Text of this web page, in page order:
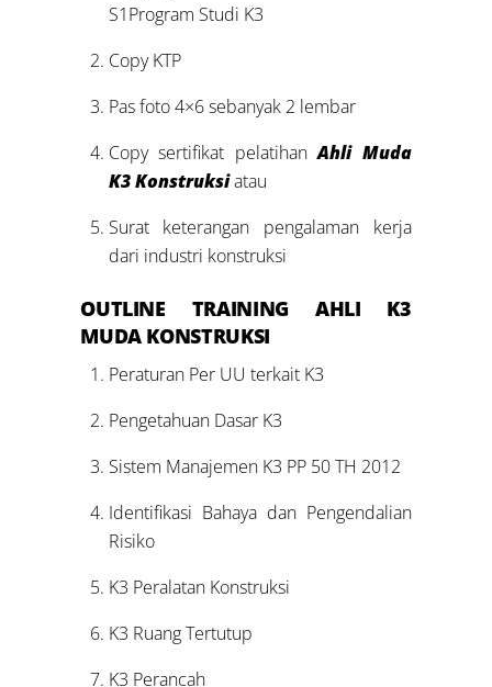
S1Program Studi K3
Copy KTP
Pas foto 4×6 sebanyak 2 lembar
Copy sertifikat pelatihanAhli Muda
K3 Konstruksiatau
Surat keterangan pengalaman kerja
dari industri konstruksi
OUTLINE TRAINING AHLI K3
MUDA KONSTRUKSI
Peraturan Per UU terkait K3
Pengetahuan Dasar K3
Sistem Manajemen K3 PP 50 TH 2012
Identifikasi Bahaya dan Pengendalian
Risiko
K3 Peralatan Konstruksi
K3 Ruang Tertutup
K3 Perancah